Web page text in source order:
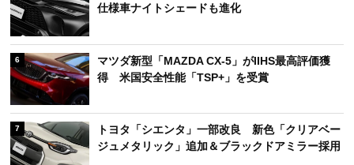
仕様車ナイトシェードも進化
6
マツダ新型「MAZDA CX-5」がIIHS最高評価獲
得 米国安全性能「TSP+」を受賞
7
トヨタ「シエンタ」一部改良 新色「クリアベー
ジュメタリック」追加＆ブラックドアミラー採用